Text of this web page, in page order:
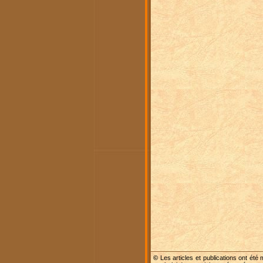
© Les articles et publications ont été